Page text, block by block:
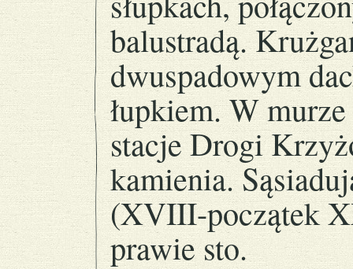
balustradą.
dwuspadowym
łupkiem. W
stacje Drogi
kamienia.
(XVIII-początek
prawie sto.